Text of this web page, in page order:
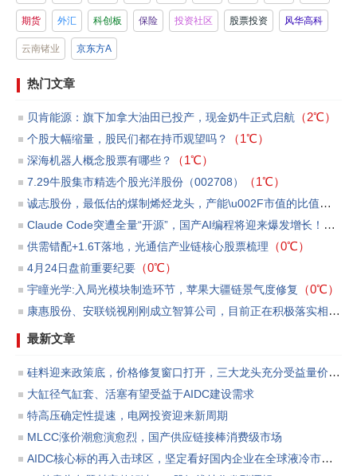
期货 外汇 科创板 保险 投资社区 股票投资 风华高科
云南锗业 京东方A
热门文章
贝肯能源：旗下加拿大油田已投产，现金奶牛正式启航 （2℃）
个股大幅缩量，股民们都在持币观望吗？ （1℃）
​深海机器人概念股票有哪些？ （1℃）
7.29牛股集市精选个股光洋股份（002708）
（1℃）
诚志股份，最低估的煤制烯烃龙头，产能\u002F市值的比值第一
Claude Code突遭全量“开源”，国产AI编程将迎来爆发增长！
（0℃
供需错配+1.6T落地，光通信产业链核心股票梳理 （0℃）
4月24日盘前重要纪要（0℃）
宇瞳光学:入局光模块制造环节，苹果大疆链景气度修复
（0℃）
康惠股份、安联锐视刚刚成立智算公司，目前正在积极落实相关订单和洽商贷款等事宜
最新文章
硅料迎来政策底，价格修复窗口打开，三大龙头充分受益量价反转
大缸径气缸套、活塞有望受益于AIDC建设需求
特高压确定性提速，电网投资迎来新周期
MLCC涨价潮愈演愈烈，国产供应链接棒消费级市场
AIDC核心标的再入击球区，坚定看好国内企业在全球液冷市场份额渗透所带来的板块投资机会。